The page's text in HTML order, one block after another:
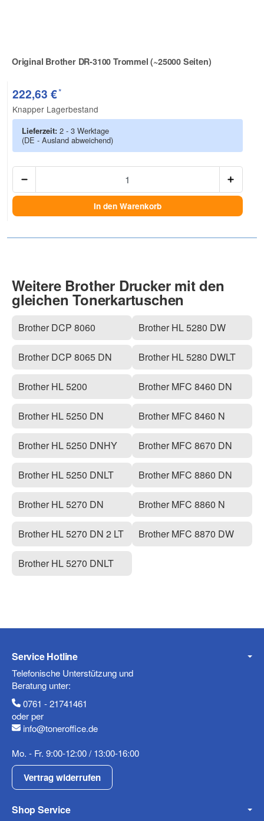
Original Brother DR-3100 Trommel (~25000 Seiten)
Zur Artikelbewertung
222,63 €*
Knapper Lagerbestand
Lieferzeit: 2 - 3 Werktage
(DE - Ausland abweichend)
In den Warenkorb
Weitere Brother Drucker mit den
gleichen Tonerkartuschen
Brother DCP 8060
Brother DCP 8065 DN
Brother HL 5200
Brother HL 5250 DN
Brother HL 5250 DNHY
Brother HL 5250 DNLT
Brother HL 5270 DN
Brother HL 5270 DN 2 LT
Brother HL 5270 DNLT
Brother HL 5280 DW
Brother HL 5280 DWLT
Brother MFC 8460 DN
Brother MFC 8460 N
Brother MFC 8670 DN
Brother MFC 8860 DN
Brother MFC 8860 N
Brother MFC 8870 DW
Service Hotline
Telefonische Unterstützung und
Beratung unter:
0761 - 21741461
oder per
info@toneroffice.de
Mo. - Fr. 9:00-12:00 / 13:00-16:00
Vertrag widerrufen
Shop Service